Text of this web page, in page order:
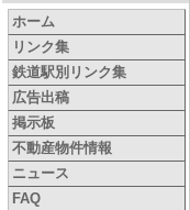
ホーム
リンク集
鉄道駅別リンク集
広告出稿
掲示板
不動産物件情報
ニュース
FAQ